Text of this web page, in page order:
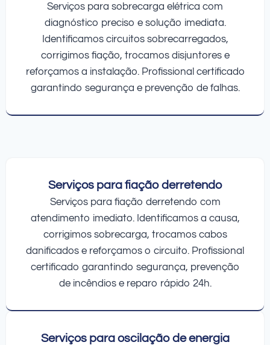
Serviços para sobrecarga elétrica com
diagnóstico preciso e solução imediata.
Identificamos circuitos sobrecarregados,
corrigimos fiação, trocamos disjuntores e
reforçamos a instalação. Profissional certificado
garantindo segurança e prevenção de falhas.
Serviços para fiação derretendo
Serviços para fiação derretendo com
atendimento imediato. Identificamos a causa,
corrigimos sobrecarga, trocamos cabos
danificados e reforçamos o circuito. Profissional
certificado garantindo segurança, prevenção
de incêndios e reparo rápido 24h.
Serviços para oscilação de energia